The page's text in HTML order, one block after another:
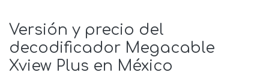
Versión y precio del
decodificador Megacable
Xview Plus en México